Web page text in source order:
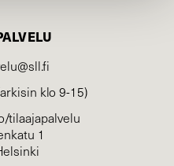
klo 9-15)
tilaajapalvelu
1